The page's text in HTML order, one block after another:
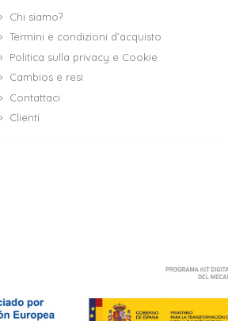
Chi siamo?
Termini e condizioni d’acquisto
Politica sulla privacy e Cookie
Cambios e resi
Contattaci
Clienti